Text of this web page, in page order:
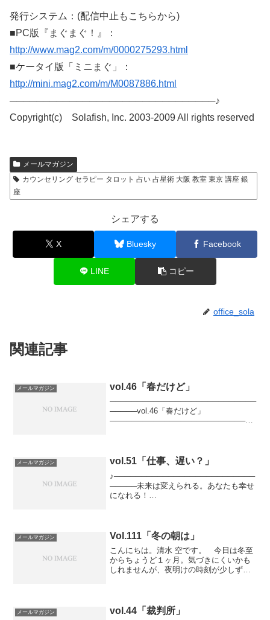
発行システム：(配信中止もこちらから)
■PC版『まぐまぐ！』：
http://www.mag2.com/m/0000275293.html
■ケータイ版「ミニまぐ」：
http://mini.mag2.com/m/M0087886.html
───────────────────────────────♪
Copyright(c) Solafish, Inc. 2003-2009 All rights reserved
メールマガジン
カウンセリング セラピー タロット 占い 占星術 大阪 教室 東京 講座 銀
座
シェアする
X Bluesky Facebook
LINE コピー
office_sola
関連記事
メールマガジン vol.46「春だけど」
───────────────────────────
─────vol.46「春だけど」
───────────────────────────
メールマガジン vol.51「仕事、遅い？」
♪──────────────────────────
─────未来は変えられる。あなたも幸せ
になれる！
ウンセ...
メールマガジン Vol.111「冬の朝は」
こんにちは。清水 空です。 今日は冬至
からちょうど１ヶ月。気づきにくいかも
しれませんが、夜明けの時刻が少しずつ
んな”夜明け”を気づきに...
メールマガジン vol.44「裁判所」